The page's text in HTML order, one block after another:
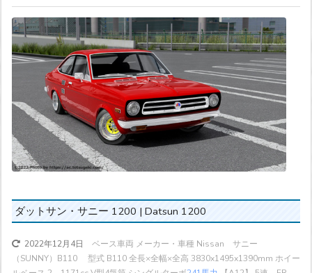
ダットサン・サニー 1200 | Datsun 1200
2022年12月4日
ベース車両 メーカー・車種 Nissan サニー
（SUNNY）B110 型式 B110 全長×全幅×全高 3830x1495x1390mm ホイー